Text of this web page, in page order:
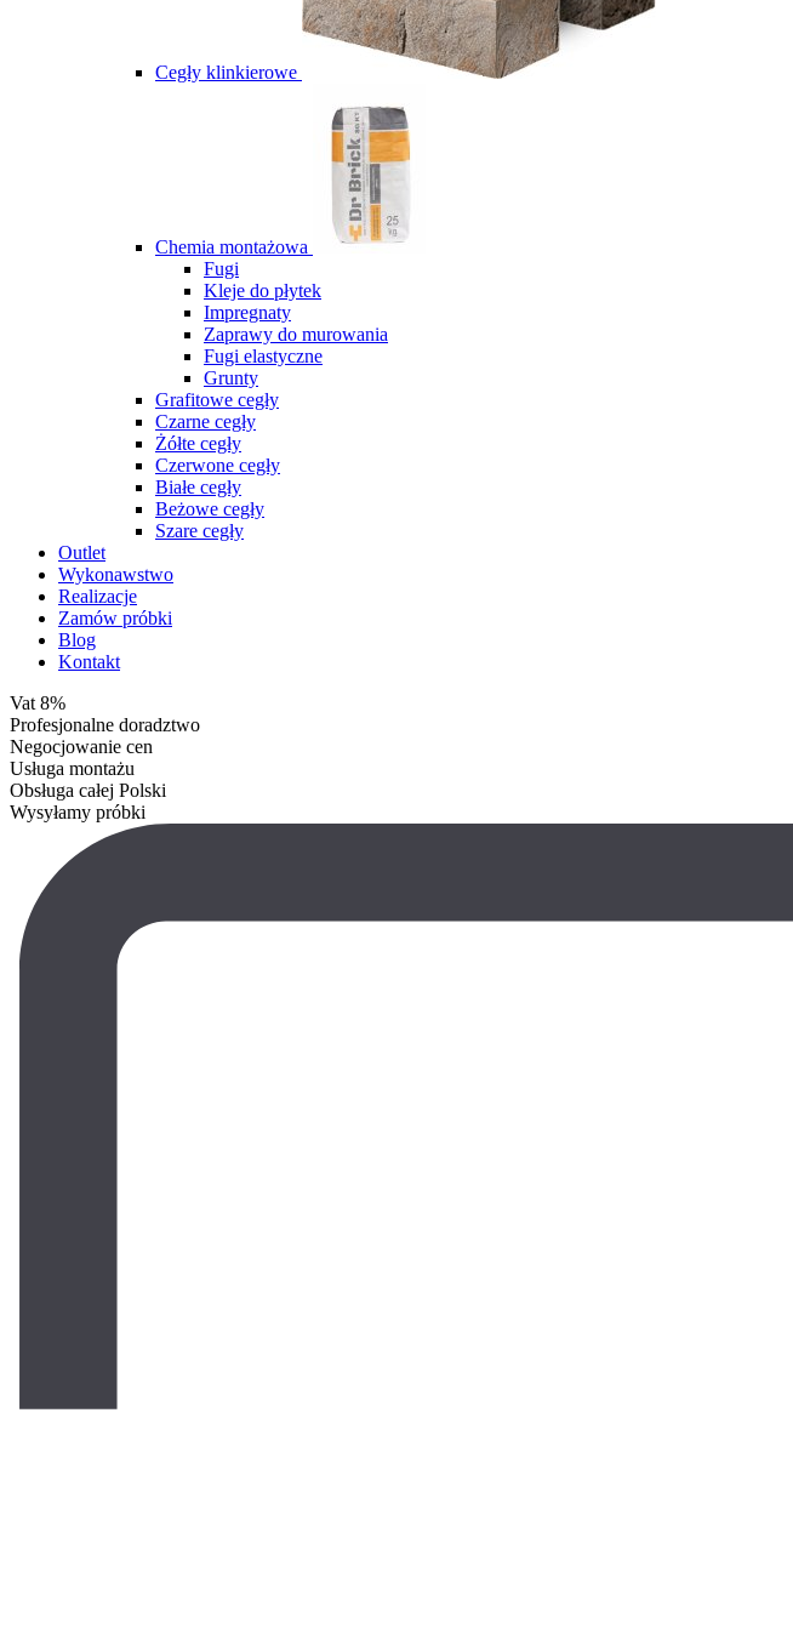
Cegły klinkierowe
Chemia montażowa
Fugi
Kleje do płytek
Impregnaty
Zaprawy do murowania
Fugi elastyczne
Grunty
Grafitowe cegły
Czarne cegły
Żółte cegły
Czerwone cegły
Białe cegły
Beżowe cegły
Szare cegły
Outlet
Wykonawstwo
Realizacje
Zamów próbki
Blog
Kontakt
Vat 8%
Profesjonalne doradztwo
Negocjowanie cen
Usługa montażu
Obsługa całej Polski
Wysyłamy próbki